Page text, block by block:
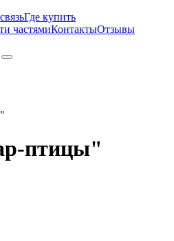
Где купить
частямиКонтактыОтзывы
птицы"